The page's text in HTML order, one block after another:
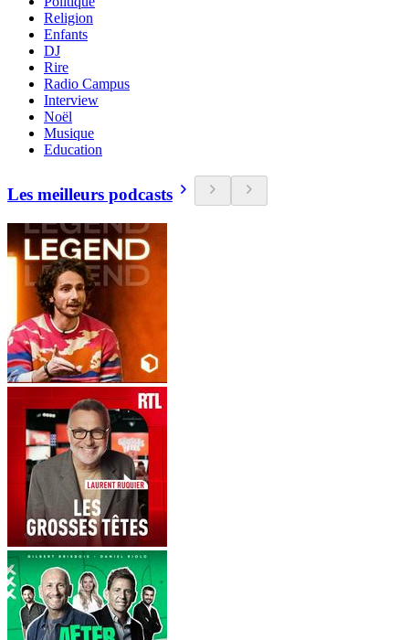
Religion
Enfants
DJ
Rire
Radio Campus
Interview
Noël
Musique
Education
Les meilleurs podcasts